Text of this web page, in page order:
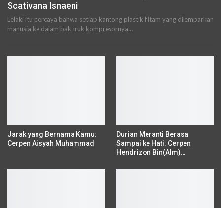
Scativana Isnaeni
Lelaki itu percaya bahwa setiap kantong plastik hitam yang dilemparkan
manusia ke dalam bak truk kompresornya…
Jarak yang Bernama Kamu:
Cerpen Aisyah Muhammad
Durian Meranti Berasa
Sampai ke Hati: Cerpen
Hendrizon Bin(Alm)…